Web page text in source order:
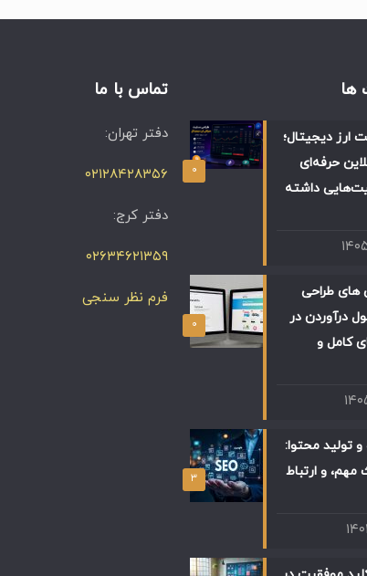
ها
۰
ارز دیجیتال؛
حرفه‌ای
داشته
۰۴
۰
های طراحی
درآوردن در
کامل و
۰۹
۳
تولید محتوا:
مهم، و ارتباط
۲۹
تماس با ما
دفتر تهران:
۰۲۱۲۸۴۲۸۳۵۶
دفتر کرج:
۰۲۶۳۴۶۲۱۳۵۹
فرم نظر سنجی